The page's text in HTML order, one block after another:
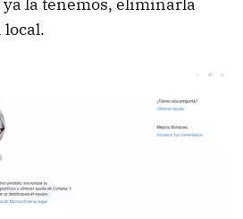
ya la tenemos, eliminarla
local.